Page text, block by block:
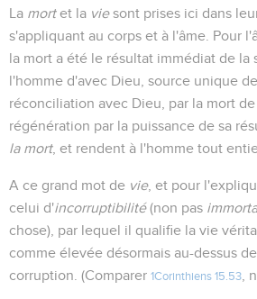
La mortet la viesont prises ici dans
s'appliquant au corps et à l'âme. Pour
la mort a été le résultat immédiat de la
l'homme d'avec Dieu, source unique
réconciliation avec Dieu, par la mort
régénération par la puissance de sa
la mort, et rendent à l'homme tout
A ce grand mot de vie, et pour
celui d'incorruptibilité(non pas
chose), par lequel il qualifie la vie
comme élevée désormais au-dessus
corruption. (Comparer 1Corinthiens 15.53 ,